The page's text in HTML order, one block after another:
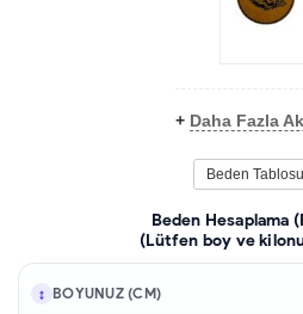
+ Daha Fazla
Beden Tablosu
Beden Hesaplama
(Lütfen boy ve
BOYUNUZ (CM)